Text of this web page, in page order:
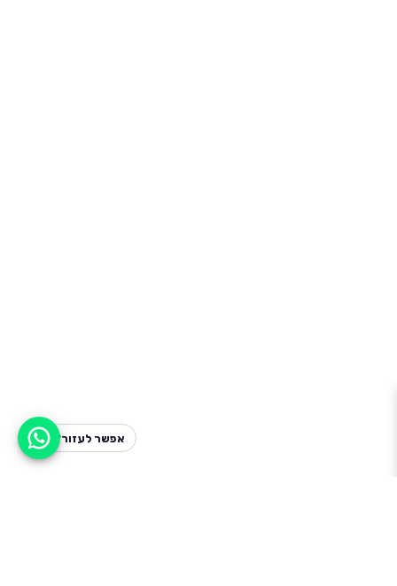
אפשר לעזור?